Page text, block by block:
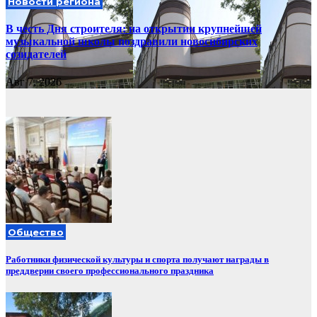
В честь Дня строителя: на открытии крупнейшей
музыкальной школы поздравили новосибирских
созидателей
Авг 7, 2026
Общество
Работники физической культуры и спорта получают награды в
преддверии своего профессионального праздника